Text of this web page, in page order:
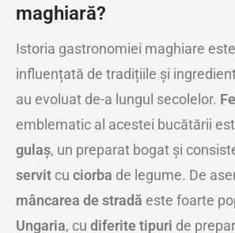
maghiară?
Istoria gastronomiei maghiare
influențată de tradițiile și
au evoluat de-a lungul secolelor.
emblematic al acestei bucătării
gulaș, un preparat bogat și
servit cu ciorba de legume. De
mâncarea de stradă este foarte
Ungaria, cu diferite tipuri de